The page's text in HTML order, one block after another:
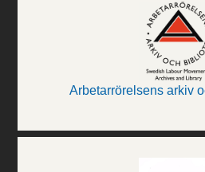
Arbetarrörelsens arkiv